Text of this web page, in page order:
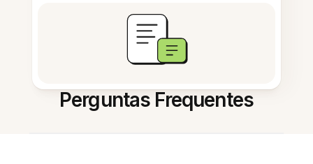
Perguntas Frequentes